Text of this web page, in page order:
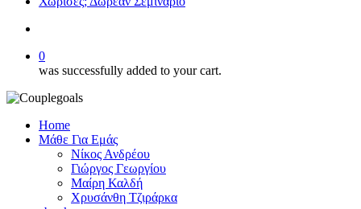
0
was successfully added to your cart.
Home
Μάθε Για Εμάς
Νίκος Ανδρέου
Γιώργος Γεωργίου
Μαίρη Καλδή
Χρυσάνθη Τζιράρκα